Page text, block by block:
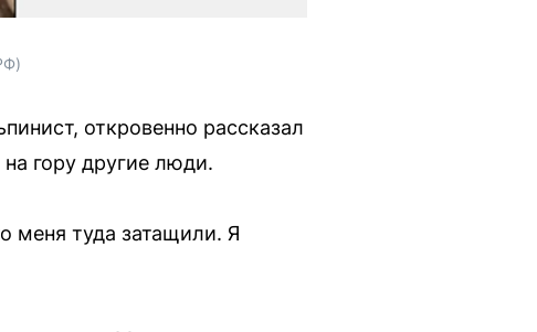
откровенно рассказал
гору другие люди.
меня туда затащили. Я